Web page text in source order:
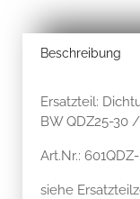
Beschreibung
Ersatzteil:
BW QDZ25-30
Art.Nr.:
siehe